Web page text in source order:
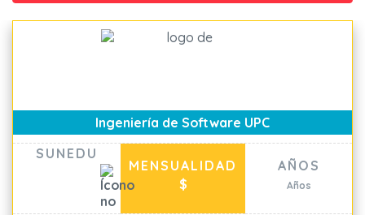
Ingeniería de Software UPC
SUNEDU
MENSUALIDAD
$
AÑOS
Años